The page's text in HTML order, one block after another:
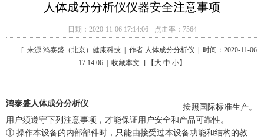
人体成分分析仪仪器安全注意事项
日期：2020-11-06 17:14:06 点击率：7564
[ 来源:鸿泰盛（北京）健康科技 | 作者:人体成分分析仪 | 时间：2020-11-06
17:14:06 | 收藏本文 ] 【大 中 小】
鸿泰盛人体成分分析仪
按照国际标准生产。
用户须遵守下列注意事项，才能保证用户安全和产品可靠性。
① 操作本设备的内部部件时，只能由接受过本设备功能和结构的教